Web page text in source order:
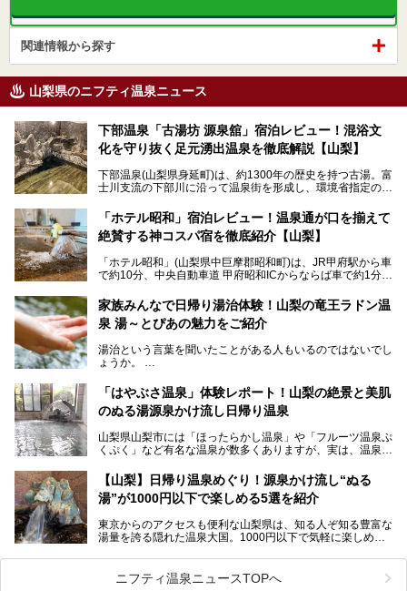
関連情報から探す
山梨県のニフティ温泉ニュース
下部温泉「古湯坊 源泉舘」宿泊レビュー！混浴文
化を守り抜く足元湧出温泉を徹底解説【山梨】
下部温泉(山梨県身延町)は、約1300年の歴史を持つ古湯。富
士川支流の下部川に沿って温泉街を形成し、環境省指定の国
中でも「古湯坊 源泉舘」は、戦国時代に武田信玄公も療養
したと伝えられる名湯の宿。最大の特徴は、令和の現代にお
いても混浴文化が守られ、老若男女の分け隔て一切無く温泉
向にありますが、「古湯坊 源泉舘」では本来あるべき混浴
の姿が保たれている点に注目すべきでしょう。
今回は足元湧出の混浴温泉である「かくし湯大岩風呂」をは
じめ、湯治棟である「別館神泉」を中心に「古湯坊 源泉
舘」の全貌を徹底紹介します。
「ホテル昭和」宿泊レビュー！温泉通が口を揃えて
絶賛する神コスパ宿を徹底紹介【山梨】
「ホテル昭和」(山梨県中巨摩郡昭和町)は、JR甲府駅から車
で約10分、中央自動車道 甲府昭和ICからならば車で約1分の
から、一人泊でも6,000円台から宿泊可能です。
しかし、最大の魅力は“温泉そのもの”でしょう。自家源泉を
統の単純温泉は、入浴すると実にサッパリ爽快。日帰り入浴
不可なこともあり、全国の温泉ファンがこの温泉を求めて
では循環濾過の沸かし湯が一般的ですが、ここは本物の極上
温泉。まさに価格破壊と言えるクオリティです。
室や無料朝食などをご紹介。温泉通が口を揃えて絶賛する神
コスパ宿の全貌を徹底解説します！
家族みんなで日帰り湯治体験！山梨の竜王ラドン温
泉 湯～とぴあの魅力をご紹介
湯治という言葉を聞いたことがある人もいるのではないでし
ょうか。
なかなか体験できない、湯治体験が日帰りでできる温浴施設
が山梨にあります。
ぴあ」の魅力をご紹介します。
提供元：株式会社湯ーとぴあ【PR】
この記事は株式会社湯ーとぴあのPRレポート記事です。
「はやぶさ温泉」体験レポート！山梨の絶景と美肌
のぬる湯源泉かけ流し日帰り温泉
山梨県山梨市には「ほったらかし温泉」や「フルーツ温泉ぷ
くぷく」など有名な温泉が数多くありますが、実は、温泉マ
です。今回紹介する「はやぶさ温泉」も、そのひとつ。温泉
はもちろん、絶景や地元食材を活かしたグルメも堪能できま
す。
します。
【山梨】日帰り温泉めぐり！源泉かけ流し“ぬる
湯”が1000円以下で楽しめる5選を紹介
東京からのアクセスも便利な山梨県は、知る人ぞ知る豊富な
湯量を誇る隠れた温泉大国。1000円以下で気軽に楽しめ
も、これからの季節に嬉しい、じんわりと体の芯まで温ま
る“ぬる湯”が豊富なのも魅力。今回は、湯質も抜群で心ゆく
までリラックスできる山梨のお得な日帰り温泉を、実際体験
ニフティ温泉ニュースTOPへ